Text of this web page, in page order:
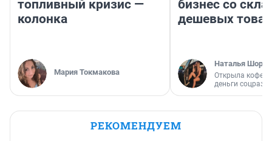
топливный кризис —
колонка
Мария Токмакова
бизнес со
дешевых
Наталья
Открыла
деньги
РЕКОМЕНДУЕМ